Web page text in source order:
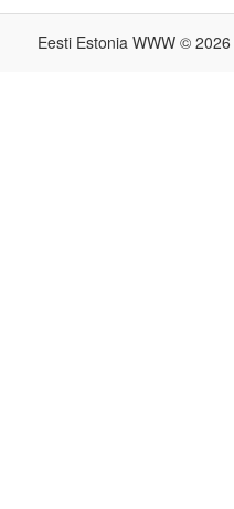
Eesti Estonia WWW © 2026